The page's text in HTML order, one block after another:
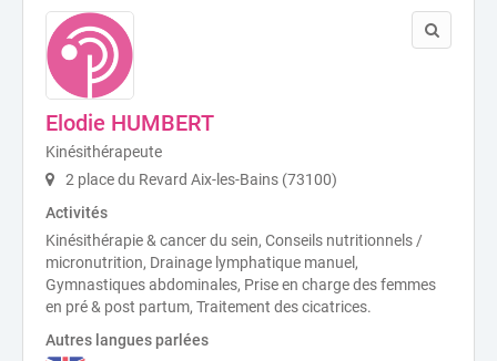
Elodie HUMBERT
Kinésithérapeute
2 place du Revard Aix-les-Bains (73100)
Activités
Kinésithérapie & cancer du sein, Conseils nutritionnels /
micronutrition, Drainage lymphatique manuel,
Gymnastiques abdominales, Prise en charge des femmes
en pré & post partum, Traitement des cicatrices.
Autres langues parlées